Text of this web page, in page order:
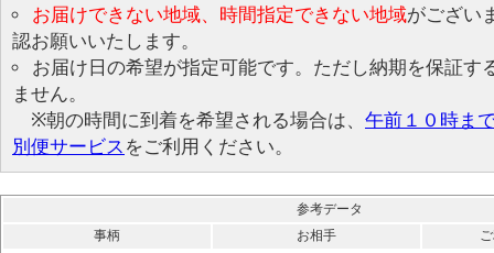
お届けできない地域、時間指定できない地域がござい
認お願いいたします。
お届け日の希望が指定可能です。ただし納期を保証す
ません。
※朝の時間に到着を希望される場合は、 午前１０時ま
別便サービス をご利用ください。
参考データ
事柄
お相手